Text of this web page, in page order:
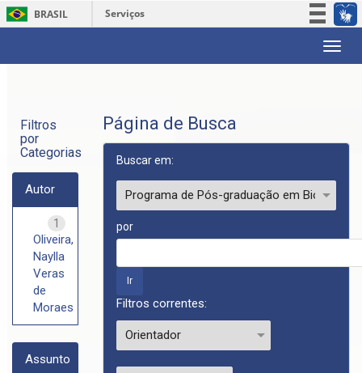
BRASIL
Serviços
Acesso à informação
Página de Busca
Buscar em:
por
Filtros correntes:
Filtros
por
Categorias
Autor
1
Oliveira,
Naylla
Veras
de
Moraes
Assunto